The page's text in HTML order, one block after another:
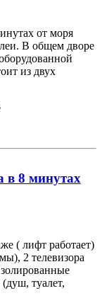
от моря
В общем дворе
из двух
в 8 минутах
( лифт работает)
2 телевизора
туалет,